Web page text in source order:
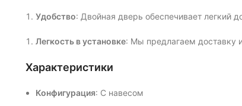
Удобство: Двойная дверь обеспечивает легкий
Легкость в установке: Мы предлагаем доставку
Характеристики
Конфигурация: С навесом